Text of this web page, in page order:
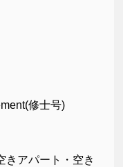
修士号)
きアパート・空き